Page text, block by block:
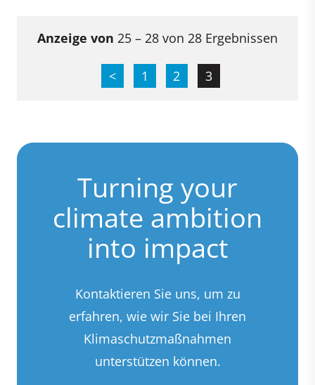
Anzeige von 25 – 28 von 28 Ergebnissen
< 1 2 3
Turning your
climate ambition
into impact
Kontaktieren Sie uns, um zu
erfahren, wie wir Sie bei Ihren
Klimaschutzmaßnahmen
unterstützen können.